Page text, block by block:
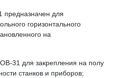
предназначен для
горизонтального
на
31 для закрепления на полу
станков и приборов;